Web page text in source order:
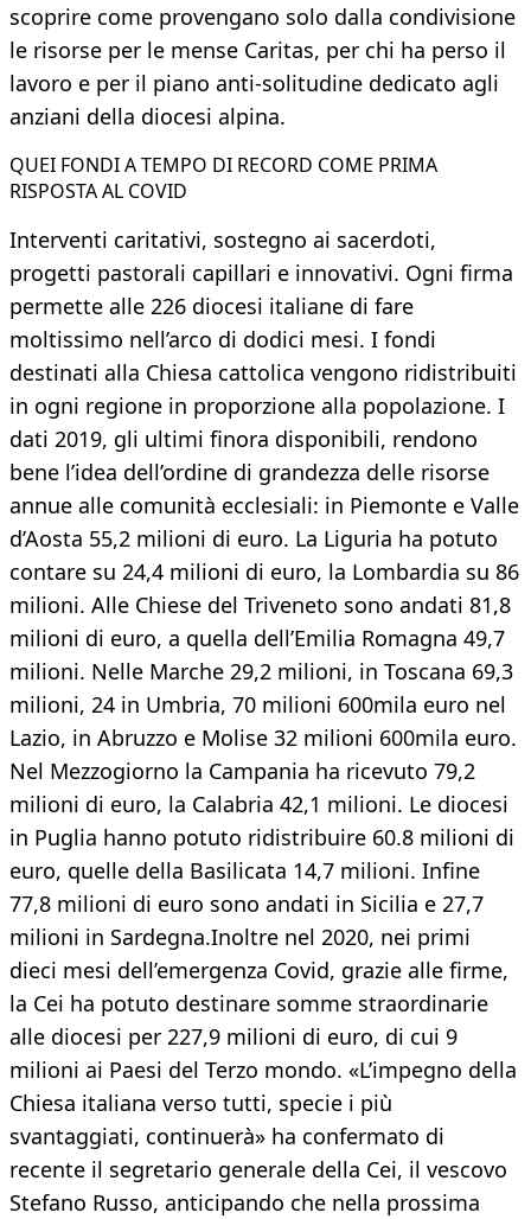
scoprire come provengano solo dalla condivisione
le risorse per le mense Caritas, per chi ha perso il
lavoro e per il piano anti-solitudine dedicato agli
anziani della diocesi alpina.
QUEI FONDI A TEMPO DI RECORD COME PRIMA
RISPOSTA AL COVID
Interventi caritativi, sostegno ai sacerdoti,
progetti pastorali capillari e innovativi. Ogni firma
permette alle 226 diocesi italiane di fare
moltissimo nell’arco di dodici mesi. I fondi
destinati alla Chiesa cattolica vengono ridistribuiti
in ogni regione in proporzione alla popolazione. I
dati 2019, gli ultimi finora disponibili, rendono
bene l’idea dell’ordine di grandezza delle risorse
annue alle comunità ecclesiali: in Piemonte e Valle
d’Aosta 55,2 milioni di euro. La Liguria ha potuto
contare su 24,4 milioni di euro, la Lombardia su 86
milioni. Alle Chiese del Triveneto sono andati 81,8
milioni di euro, a quella dell’Emilia Romagna 49,7
milioni. Nelle Marche 29,2 milioni, in Toscana 69,3
milioni, 24 in Umbria, 70 milioni 600mila euro nel
Lazio, in Abruzzo e Molise 32 milioni 600mila euro.
Nel Mezzogiorno la Campania ha ricevuto 79,2
milioni di euro, la Calabria 42,1 milioni. Le diocesi
in Puglia hanno potuto ridistribuire 60.8 milioni di
euro, quelle della Basilicata 14,7 milioni. Infine
77,8 milioni di euro sono andati in Sicilia e 27,7
milioni in Sardegna.Inoltre nel 2020, nei primi
dieci mesi dell’emergenza Covid, grazie alle firme,
la Cei ha potuto destinare somme straordinarie
alle diocesi per 227,9 milioni di euro, di cui 9
milioni ai Paesi del Terzo mondo. «L’impegno della
Chiesa italiana verso tutti, specie i più
svantaggiati, continuerà» ha confermato di
recente il segretario generale della Cei, il vescovo
Stefano Russo, anticipando che nella prossima